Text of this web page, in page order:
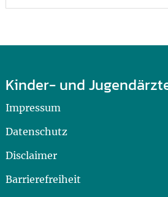
Kinder- und
Impressum
Datenschutz
Disclaimer
Barrierefreiheit